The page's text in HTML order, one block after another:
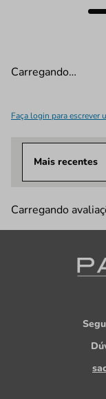
Carregando…
Faça login para escrever
Mais recentes
Carregando